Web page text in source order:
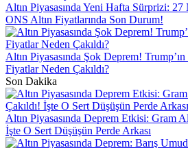
Altın Piyasasında Yeni Hafta Sürprizi:
ONS Altın Fiyatlarında Son Durum!
Altın Piyasasında Şok Deprem!
Fiyatlar Neden Çakıldı?
Son Dakika
Altın Piyasasında Deprem Etkisi: Gram
İşte O Sert Düşüşün Perde Arkası